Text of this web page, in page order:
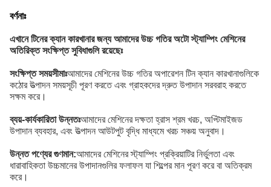
বর্ণনাঃ
এখানে টিনের ক্যান কারখানার জন্য আমাদের উচ্চ গতির অটো স্ট্যাম্পিং মেশিনের
অতিরিক্ত সংক্ষিপ্ত সুবিধাগুলি রয়েছেঃ
সংক্ষিপ্ত সময়সীমাঃআমাদের মেশিনের উচ্চ গতির অপারেশন টিন ক্যান কারখানাগুলিকে
কঠোর উত্পাদন সময়সূচী পূরণ করতে এবং গ্রাহকদের দ্রুত উপাদান সরবরাহ করতে
সক্ষম করে।
ব্যয়-কার্যকারিতা উন্নতঃআমাদের মেশিনের দক্ষতা হ্রাস শ্রম খরচ, অপ্টিমাইজড
উপাদান ব্যবহার, এবং উত্পাদন আউটপুট বৃদ্ধি মাধ্যমে খরচ সঞ্চয় অনুবাদ।
উন্নত পণ্যের গুণমান:আমাদের মেশিনের স্ট্যাম্পিং প্রক্রিয়াটির নির্ভুলতা এবং
ধারাবাহিকতা উচ্চমানের উপাদানগুলির ফলাফল যা শিল্পের মান পূরণ করে বা অতিক্রম
করে।